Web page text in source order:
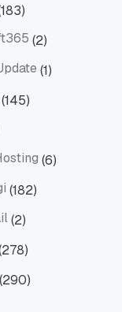
(2)
(1)
(145)
(6)
(182)
(2)
(290)